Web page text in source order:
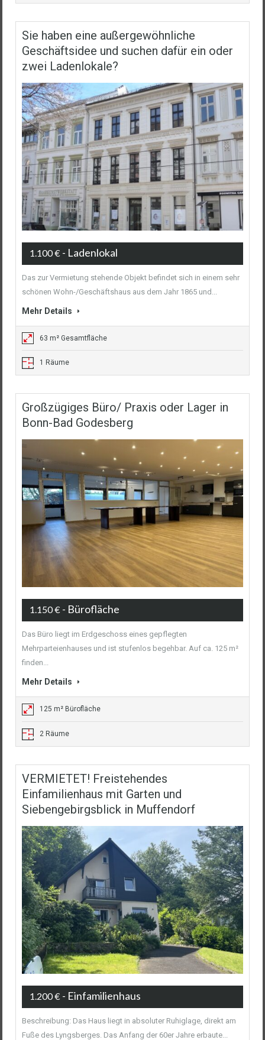
Sie haben eine außergewöhnliche
Geschäftsidee und suchen dafür ein oder
zwei Ladenlokale?
1.100 € - Ladenlokal
Das zur Vermietung stehende Objekt befindet sich in einem sehr
schönen Wohn-/Geschäftshaus aus dem Jahr 1865 und...
Mehr Details
63 m² Gesamtfläche
1 Räume
Großzügiges Büro/ Praxis oder Lager in
Bonn-Bad Godesberg
1.150 € - Bürofläche
Das Büro liegt im Erdgeschoss eines gepflegten
Mehrparteienhauses und ist stufenlos begehbar. Auf ca. 125 m²
finden...
Mehr Details
125 m² Bürofläche
2 Räume
VERMIETET! Freistehendes
Einfamilienhaus mit Garten und
Siebengebirgsblick in Muffendorf
1.200 € - Einfamilienhaus
Beschreibung: Das Haus liegt in absoluter Ruhiglage, direkt am
Fuße des Lyngsberges. Das Anfang der 60er Jahre erbaute...